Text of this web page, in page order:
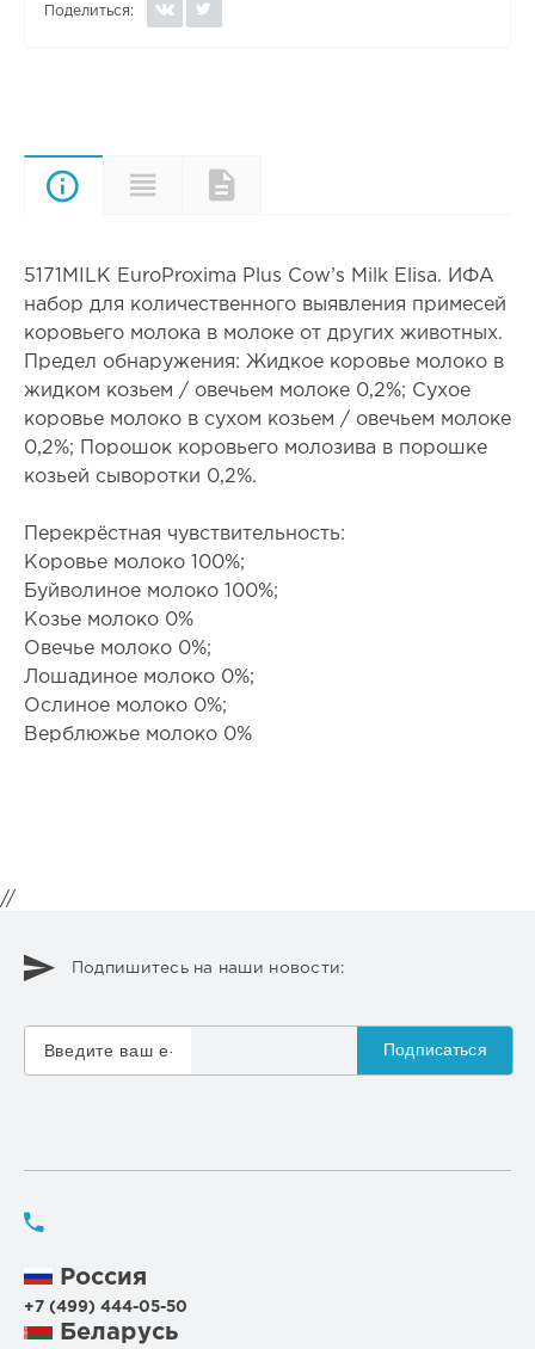
Поделиться:
ОписаниеХарактеристики
5171MILK EuroProxima Plus Cow’s Milk Elisa. ИФА
набор для количественного выявления примесей
коровьего молока в молоке от других животных.
Предел обнаружения: Жидкое коровье молоко в
жидком козьем / овечьем молоке 0,2%; Сухое
коровье молоко в сухом козьем / овечьем молоке
0,2%; Порошок коровьего молозива в порошке
козьей сыворотки 0,2%.
Перекрёстная чувствительность:
Коровье молоко 100%;
Буйволиное молоко 100%;
Козье молоко 0%
Овечье молоко 0%;
Лошадиное молоко 0%;
Ослиное молоко 0%;
Верблюжье молоко 0%
//
Подпишитесь на наши новости:
Подписаться
Россия
+7 (499) 444-05-50
Беларусь